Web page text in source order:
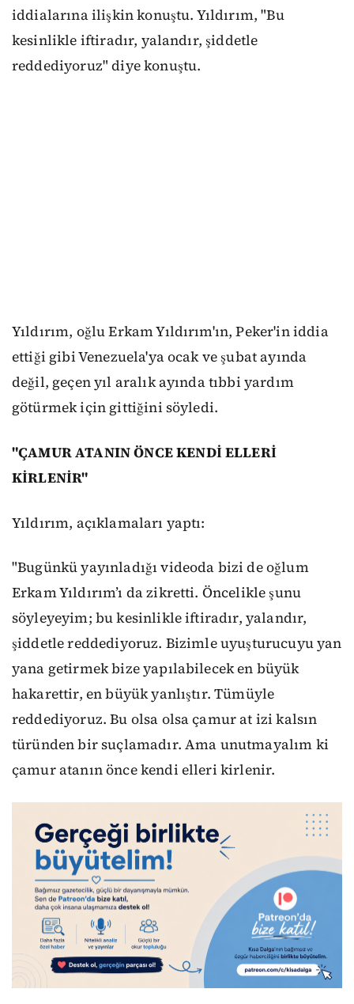
iddialarına ilişkin konuştu. Yıldırım, "Bu
kesinlikle iftiradır, yalandır, şiddetle
reddediyoruz" diye konuştu.
Yıldırım, oğlu Erkam Yıldırım'ın, Peker'in iddia
ettiği gibi Venezuela'ya ocak ve şubat ayında
değil, geçen yıl aralık ayında tıbbi yardım
götürmek için gittiğini söyledi.
"ÇAMUR ATANIN ÖNCE KENDİ ELLERİ
KİRLENİR"
Yıldırım, açıklamaları yaptı:
"Bugünkü yayınladığı videoda bizi de oğlum
Erkam Yıldırım’ı da zikretti. Öncelikle şunu
söyleyeyim; bu kesinlikle iftiradır, yalandır,
şiddetle reddediyoruz. Bizimle uyuşturucuyu yan
yana getirmek bize yapılabilecek en büyük
hakarettir, en büyük yanlıştır. Tümüyle
reddediyoruz. Bu olsa olsa çamur at izi kalsın
türünden bir suçlamadır. Ama unutmayalım ki
çamur atanın önce kendi elleri kirlenir.